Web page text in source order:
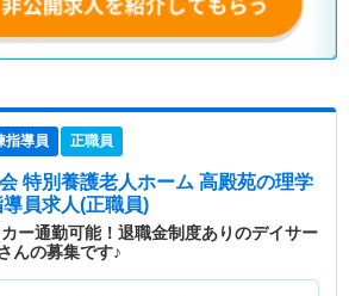
指導員 正職員
特別養護老人ホーム 高殿苑の理学
員求人(正職員)
カー通勤可能！退職金制度ありのデイサー
んの募集です♪